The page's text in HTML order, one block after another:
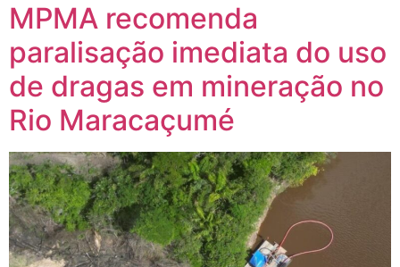
MPMA recomenda
paralisação imediata do uso
de dragas em mineração no
Rio Maracaçumé